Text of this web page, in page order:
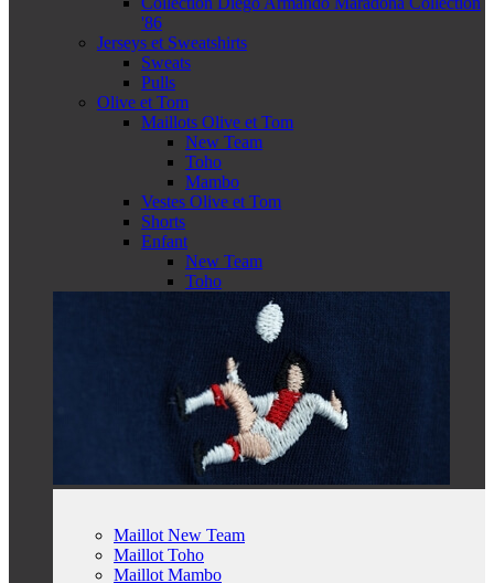
'86
Jerseys et Sweatshirts
Sweats
Pulls
Olive et Tom
Maillots Olive et Tom
New Team
Toho
Mambo
Vestes Olive et Tom
Shorts
Enfant
New Team
Toho
Maillot New Team
Maillot Toho
Maillot Mambo